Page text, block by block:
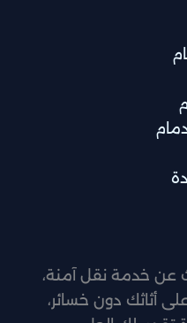
عن خدمة نقل آمنة،
أثاثك دون خسائر،